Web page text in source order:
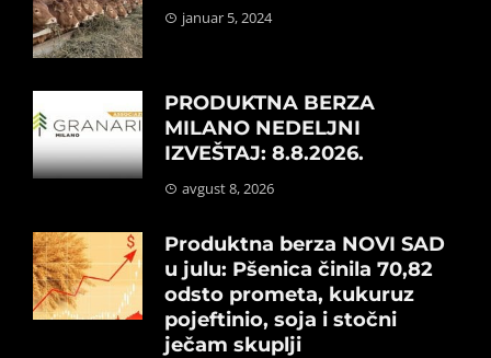
januar 5, 2024
PRODUKTNA BERZA
MILANO NEDELJNI
IZVEŠTAJ: 8.8.2026.
avgust 8, 2026
Produktna berza NOVI SAD
u julu: Pšenica činila 70,82
odsto prometa, kukuruz
pojeftinio, soja i stočni
ječam skuplji